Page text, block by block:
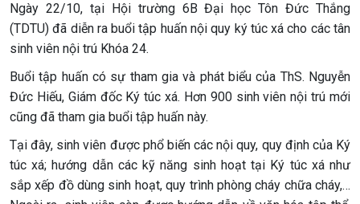
Ngày 22/10, tại Hội trường 6B Đại học Tôn Đức Thắng
(TDTU) đã diễn ra buổi tập huấn nội quy ký túc xá cho các tân
sinh viên nội trú Khóa 24.
Buổi tập huấn có sự tham gia và phát biểu của ThS. Nguyễn
Đức Hiếu, Giám đốc Ký túc xá. Hơn 900 sinh viên nội trú mới
cũng đã tham gia buổi tập huấn này.
Tại đây, sinh viên được phổ biến các nội quy, quy định của Ký
túc xá; hướng dẫn các kỹ năng sinh hoạt tại Ký túc xá như
sắp xếp đồ dùng sinh hoạt, quy trình phòng cháy chữa cháy,…